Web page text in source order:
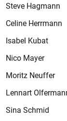
Steve Hagmann
Celine Herrmann
Isabel Kubat
Nico Mayer
Moritz Neuffer
Lennart
Sina Schmid